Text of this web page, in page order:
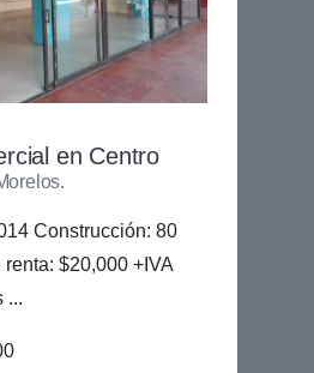
en Centro
Construcción: 80
$20,000 +IVA
...